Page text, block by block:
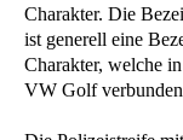
Charakter. Die
ist generell eine
Charakter, welche
VW Golf